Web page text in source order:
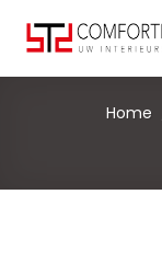
content
Home